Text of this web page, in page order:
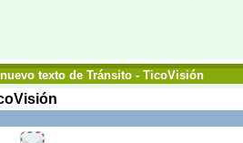
texto de Tránsito - TicoVisión